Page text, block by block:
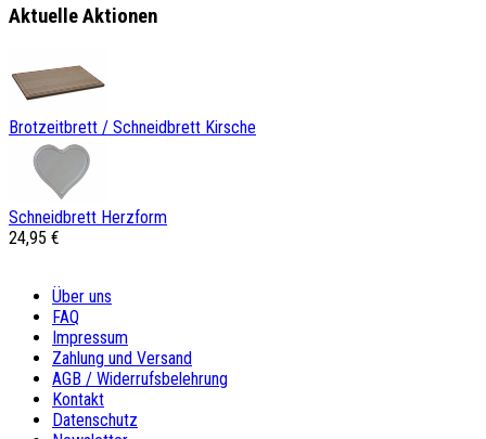
Aktuelle Aktionen
Brotzeitbrett / Schneidbrett Kirsche
Schneidbrett Herzform
24,95 €
Über uns
FAQ
Impressum
Zahlung und Versand
AGB / Widerrufsbelehrung
Kontakt
Datenschutz